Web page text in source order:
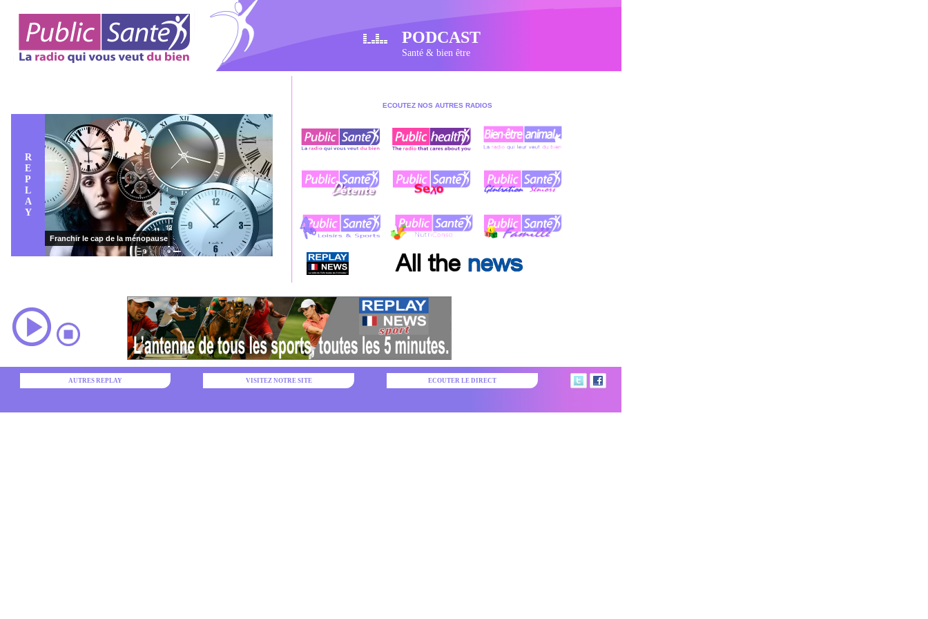
PODCAST
Santé & bien être
R
E
P
L
A
Y
Franchir le cap de la ménopause
ECOUTEZ NOS AUTRES RADIOS
AUTRES REPLAY VISITEZ NOTRE SITE ECOUTER LE DIRECT